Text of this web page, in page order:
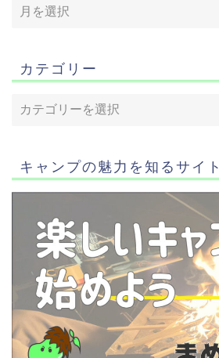
カテゴリー
キャンプの魅力を知るサイト